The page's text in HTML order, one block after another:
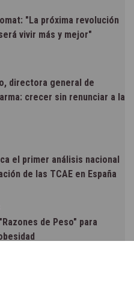
"La próxima revolución
vivir más y mejor"
directora general de
crecer sin renunciar a la
el primer análisis nacional
de las TCAE en España
de Peso" para